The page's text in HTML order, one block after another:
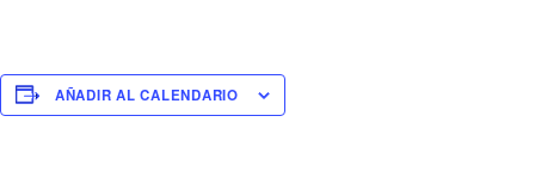
AÑADIR AL CALENDARIO